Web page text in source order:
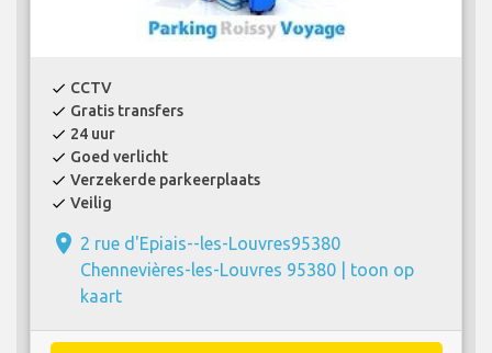
check CCTV
check Gratis transfers
check 24 uur
check Goed verlicht
check Verzekerde parkeerplaats
check Veilig
place 2 rue d'Epiais--les-Louvres95380
Chennevières-les-Louvres 95380 | toon op
kaart